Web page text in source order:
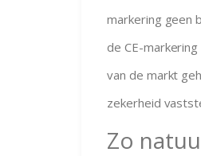
markering geen
de CE-
van de markt
zekerheid
Zo